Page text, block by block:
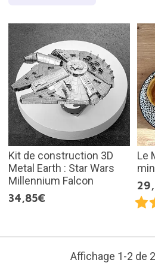
Kit de construction 3D
Metal Earth : Star Wars
Millennium Falcon
34,85€
Le
Affichage 1-2 de